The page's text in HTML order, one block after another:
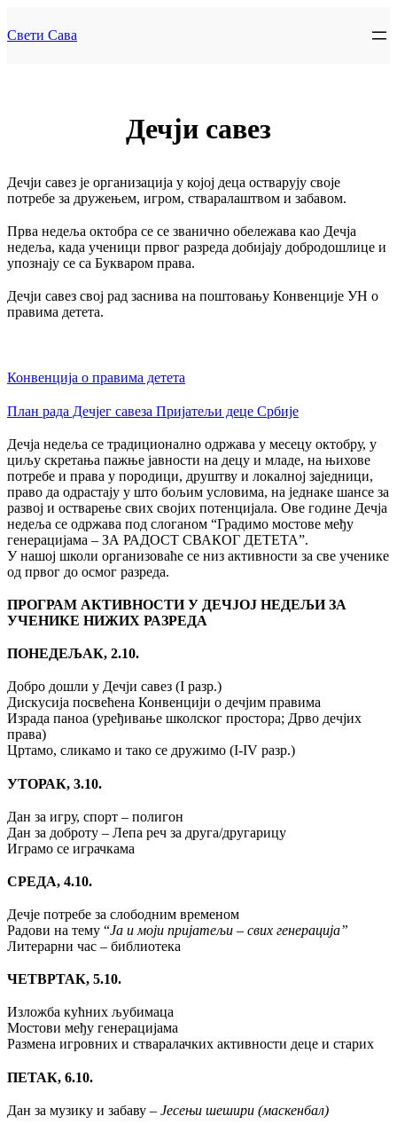
to
content
Свети Сава
Дечји савез
Дечји савез је организација у којој деца остварују своје
потребе за дружењем, игром, стваралаштвом и забавом.
Прва недеља октобра се се званично обележава као Дечја
недеља, када ученици првог разреда добијају добродошлице и
упознају се са Букваром права.
Дечји савез свој рад заснива на поштовању Конвенције УН о
правима детета.
Конвенција о правима детета
План рада Дечјег савеза Пријатељи деце Србије
Дечја недеља се традиционално одржава у месецу октобру, у
циљу скретања пажње јавности на децу и младе, на њихове
потребе и права у породици, друштву и локалној заједници,
право да одрастају у што бољим условима, на једнаке шансе за
развој и остварење свих својих потенцијала. Ове године Дечја
недеља се одржава под слоганом “Градимо мостове међу
генерацијама – ЗА РАДОСТ СВАКОГ ДЕТЕТА”.
У нашој школи организоваће се низ активности за све ученике
од првог до осмог разреда.
ПРОГРАМ АКТИВНОСТИ У ДЕЧЈОЈ НЕДЕЉИ ЗА
УЧЕНИКЕ НИЖИХ РАЗРЕДА
ПОНЕДЕЉАК, 2.10.
Добро дошли у Дечји савез (I разр.)
Дискусија посвећена Конвенцији о дечјим правима
Израда паноа (уређивање школског простора; Дрво дечјих
права)
Цртамо, сликамо и тако се дружимо (I-IV разр.)
УТОРАК, 3.10.
Дан за игру, спорт – полигон
Дан за доброту – Лепа реч за друга/другарицу
Играмо се играчкама
СРЕДА, 4.10.
Дечје потребе за слободним временом
Радови на тему “Ја и моји пријатељи – свих генерација”
Литерарни час – библиотека
ЧЕТВРТАК, 5.10.
Изложба кућних љубимаца
Мостови међу генерацијама
Размена игровних и стваралачких активности деце и старих
ПЕТАК, 6.10.
Дан за музику и забаву – Јесењи шешири (маскенбал)